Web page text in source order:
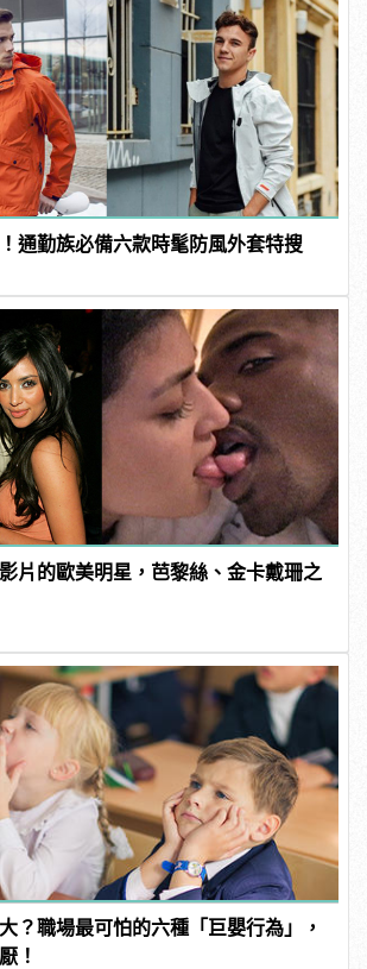
通勤族必備六款時髦防風外套特搜
片的歐美明星，芭黎絲、金卡戴珊之
？職場最可怕的六種「巨嬰行為」，
！